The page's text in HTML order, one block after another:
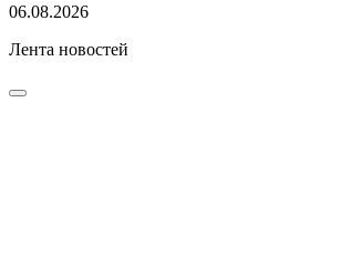
06.08.2026
Лента новостей